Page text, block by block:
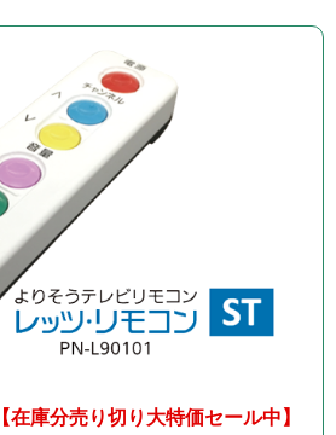
【在庫分売り切り大特価セール中】